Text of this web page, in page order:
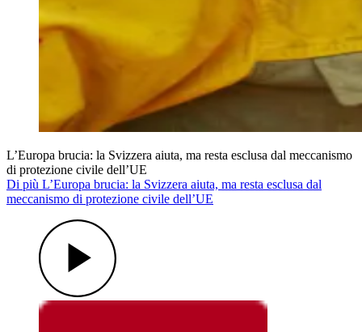
L’Europa brucia: la Svizzera aiuta, ma resta esclusa dal meccanismo
di protezione civile dell’UE
Di più L’Europa brucia: la Svizzera aiuta, ma resta esclusa dal
meccanismo di protezione civile dell’UE